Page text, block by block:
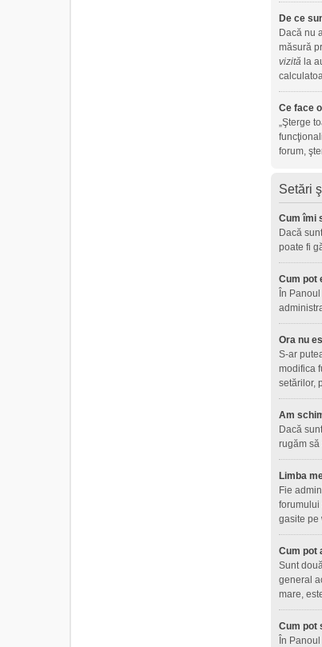
De ce
Dacă nu
măsură
vizită la
Ce face
„Şterge
forum,
Setări
Cum îmi
Dacă
poate fi
Cum pot
În
Ora nu
S-ar
modifica
setărilor,
Am
Dacă
rugăm să
Limba
Fie
forumului
gasite pe
Cum pot
Sunt
general
mare,
Cum pot
În